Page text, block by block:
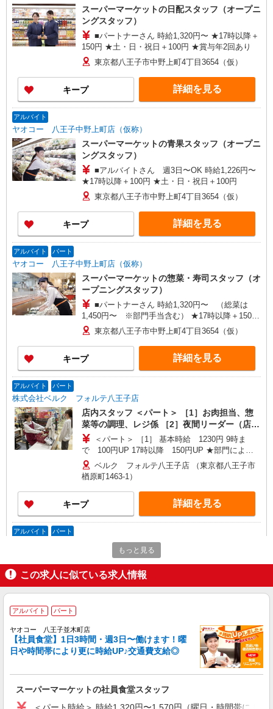
スーパーマーケットの日配スタッフ（オープニ
ングスタッフ）
■パートナーさん 時給1,320円〜 ★17時以降＋
150円 ★土・日・祝日＋100円 ★賞与年2回あり
東京都八王子市中野上町4丁目3654（仮）
キープ 詳細を見る
アルバイト
ヤオコー 八王子中野上町店（仮称）
スーパーマーケットの青果スタッフ（オープニ
ングスタッフ）
■アルバイトさん 週3日〜OK 時給1,226円〜
★17時以降＋100円 ★土・日・祝日＋100円
東京都八王子市中野上町4丁目3654（仮）
キープ 詳細を見る
アルバイト パート
ヤオコー 八王子中野上町店（仮称）
スーパーマーケットの惣菜・寿司スタッフ（オ
ープニングスタッフ）
■パートナーさん 時給1,320円〜 （総菜は
1,450円〜 ※部門手当含む） ★17時以降＋150円
★土・日・祝日＋100円 ★賞与年2回あり ■アルバ
イトさん 週3日〜OK 時給1,226円〜 ★17時以降
＋100円 ★土・日・祝日＋100円
東京都八王子市中野上町4丁目3654（仮）
キープ 詳細を見る
アルバイト パート
株式会社ベルク フォルテ八王子店
店内スタッフ ＜パート＞ ［1］お肉担当、惣
菜等の調理、レジ係 ［2］夜間リーダー（店舗
管理） ＜学生アルバイト＞ レジ係（高校生不
可）
＜パート＞ ［1］ 基本時給 1230円 9時ま
で 100円UP 17時以降 150円UP ★部門により
別途手当がつく場合あり ［2］ 9時〜17時 基本
時給1525円 17時〜22時 時給1675円（一律夜間
手当含む） ＜学生アルバイト＞ 17時まで 基本
時給1230円 17時以降 時給1280円（一律夜間手
当含む） ※22時以降は18歳以上（高校生不可）
※22時以降 基本時給より25％UP ★評価制度で
集時間は勤務時間・曜日欄でご確認ください。
ベルク フォルテ八王子店 （東京都八王子市
楢原町1463-1）
キープ 詳細を見る
アルバイト パート
スーパーマーケットの社員食堂スタッフ
＜パート時給＞ 時給1,320円〜1,570円（曜
降：時給1320円〜 16時以降：時給1470円〜 ★土
キープ 詳細を見る
アルバイト パート
＜パート時給＞ 時給1,320円〜1,570円（曜
日・時間帯による） 9時迄：時給1420円〜 9時以
もっと見る
この求人に似ている求人情報
アルバイト パート
ヤオコー 八王子並木町店
【社員食堂】1日3時間・週3日〜働けます！曜
日や時間帯により更に時給UP♪交通費支給◎
スーパーマーケットの社員食堂スタッフ